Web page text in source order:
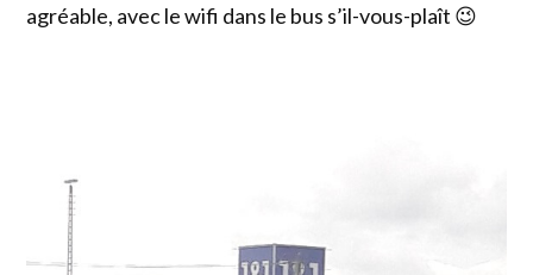
agréable, avec le wifi dans le bus s’il-vous-plaît 😉